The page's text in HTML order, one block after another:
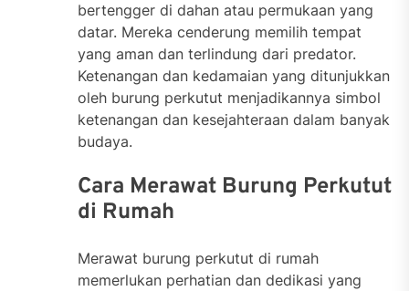
bertengger di dahan atau permukaan yang
datar. Mereka cenderung memilih tempat
yang aman dan terlindung dari predator.
Ketenangan dan kedamaian yang ditunjukkan
oleh burung perkutut menjadikannya simbol
ketenangan dan kesejahteraan dalam banyak
budaya.
Cara Merawat Burung Perkutut
di Rumah
Merawat burung perkutut di rumah
memerlukan perhatian dan dedikasi yang